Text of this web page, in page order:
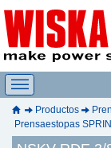
Productos
Prensaestopas